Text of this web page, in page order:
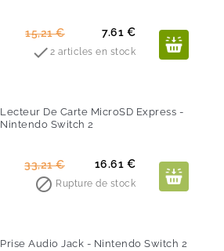
Prix
15,21 €Prix 7.61 €
 2 articles en stock
Lecteur De Carte MicroSD Express -
Nintendo Switch 2
Prix
de
33,21 €Prix 16.61 €
 Rupture de stock
Prise Audio Jack - Nintendo Switch 2